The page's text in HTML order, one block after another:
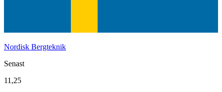
Nordisk Bergteknik
Senast
11,25